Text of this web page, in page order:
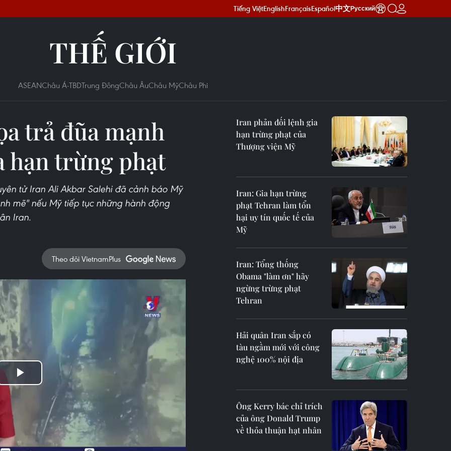
Tiếng ViệtEnglishFrançaisEspañol中文Русский
THẾ GIỚI
ASEANChâu Á-TBDTrung ĐôngChâu ÂuChâu MỹChâu Phi
trả đũa mạnh
hạn trừng phạt
tử Iran Ali Akbar Salehi đã cảnh báo Mỹ
mẽ" nếu Mỹ tiếp tục những hành động
Iran.
Theo dõi VietnamPlus
Play
Video
Iran phản đối lệnh gia
hạn trừng phạt của
Thượng viện Mỹ
Iran: Gia hạn trừng
phạt Tehran làm tổn
hại uy tín quốc tế của
Mỹ
Iran: Tổng thống
Obama "làm ơn" hãy
ngừng trừng phạt
Tehran
Hải quân Iran sắp có
tàu ngầm mới với công
nghệ 100% nội địa
Ông Kerry bác chỉ trích
của ông Donald Trump
về thỏa thuận hạt nhân